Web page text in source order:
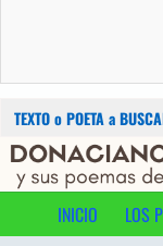
Saltar
contenidoINICIO
LOS